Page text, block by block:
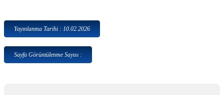
Yayınlanma Tarihi : 10.02.2026
Sayfa Görüntülenme Sayısı :